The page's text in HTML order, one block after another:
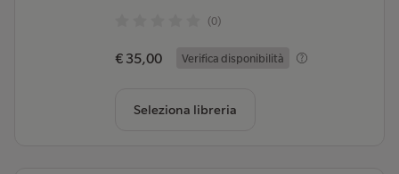
(0)
€ 35,00 Verifica disponibilità
Seleziona libreria